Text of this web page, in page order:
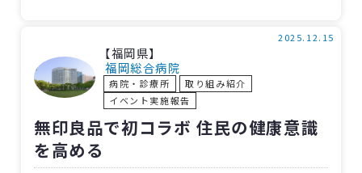
この教室は今年度計4回の開催を計画。次回は
12月17日に実施予定です。医師や管理栄養士に
加え、運動の観点から指導を行なう理学療法士
も講師に加える予定です。
【福岡県】
福岡総合病院
病院・診療所
取り組み紹介
イベント実施報告
2025.12.15
無印良品で初コラボ 住民の健康意識
を高める